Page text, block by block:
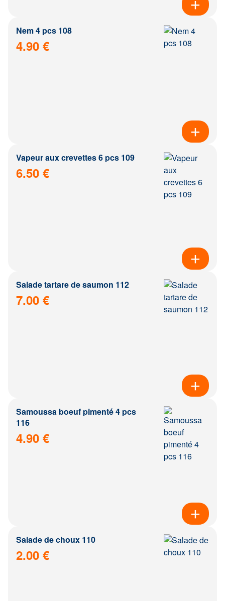
Nem 4 pcs 108
4.90 €
Vapeur aux crevettes 6 pcs 109
6.50 €
Salade tartare de saumon 112
7.00 €
Samoussa boeuf pimenté 4 pcs
116
4.90 €
Salade de choux 110
2.00 €